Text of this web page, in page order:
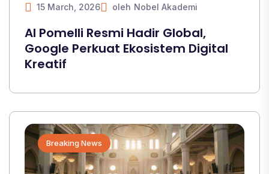
15 March, 2026 oleh Nobel Akademi
AI Pomelli Resmi Hadir Global,
Google Perkuat Ekosistem Digital
Kreatif
Breaking News